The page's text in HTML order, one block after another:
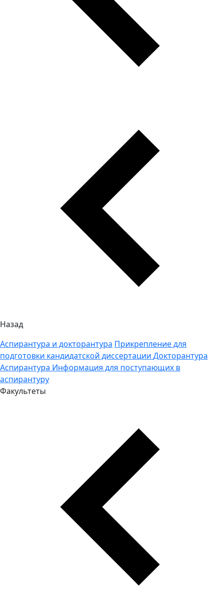
Назад
Аспирантура и докторантура Прикрепление для
подготовки кандидатской диссертации Докторантура
Аспирантура Информация для поступающих в
аспирантуру
Факультеты